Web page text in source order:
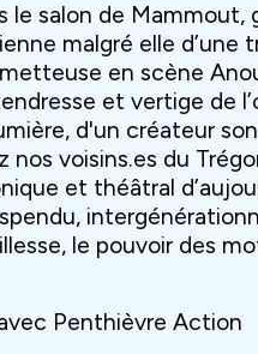
le salon de
malgré elle d’une
en scène
et vertige de
d'un créateur
nos voisins.es du
et théâtral
le pouvoir des
Penthièvre Action